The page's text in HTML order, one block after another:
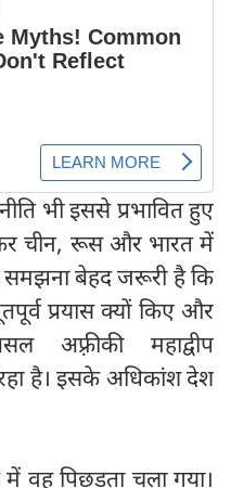
भी इससे प्रभावित हुए
चीन, रूस और भारत में
समझना बेहद जरूरी है कि
प्रयास क्यों किए और
महाद्वीप
है। इसके अधिकांश देश
वह पिछड़ता चला गया।